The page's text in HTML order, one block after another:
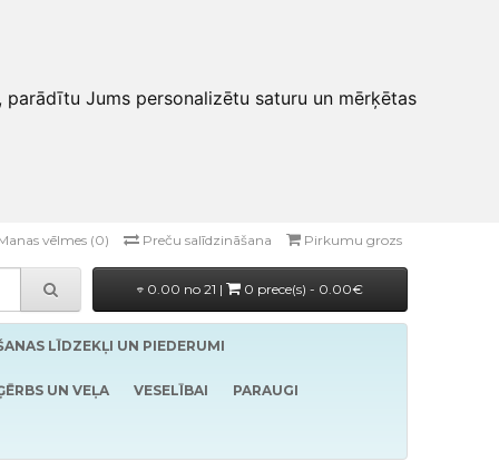
Jums personalizētu saturu un mērķētas
vēlmes (0) Preču salīdzināšana Pirkumu grozs
0.00 no 21 | 0 prece(s) - 0.00€
LĪDZEKĻI UN PIEDERUMI
UN VEĻA VESELĪBAI PARAUGI